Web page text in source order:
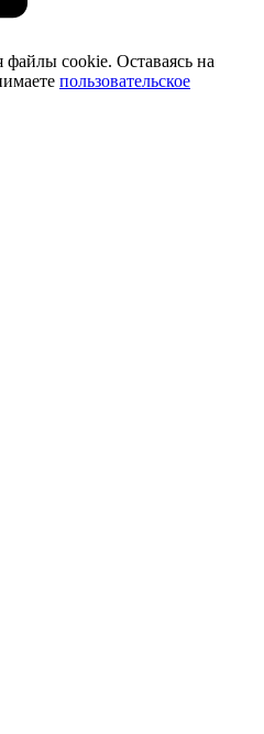
cookie. Оставаясь на
пользовательское